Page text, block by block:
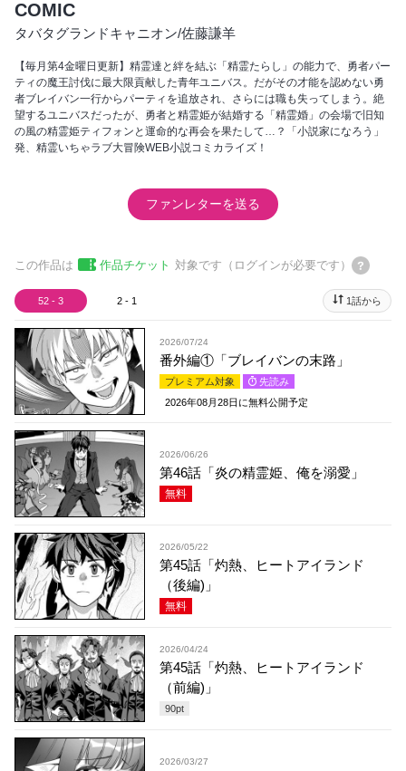
COMIC
タバタグランドキャニオン/佐藤謙羊
【毎月第4金曜日更新】精霊達と絆を結ぶ「精霊たらし」の能力で、勇者パー
ティの魔王討伐に最大限貢献した青年ユニバス。だがその才能を認めない勇
者ブレイバン一行からパーティを追放され、さらには職も失ってしまう。絶
望するユニバスだったが、勇者と精霊姫が結婚する「精霊婚」の会場で旧知
の風の精霊姫ティフォンと運命的な再会を果たして…？「小説家になろう」
発、精霊いちゃラブ大冒険WEB小説コミカライズ！
ファンレターを送る
この作品は 作品チケット 対象です（ログインが必要です）
52 - 3 2 - 1 1話から
2026/07/24
番外編①「ブレイバンの末路」
プレミアム対象
先読み
2026年08月28日 に無料公開予定
2026/06/26
第46話「炎の精霊姫、俺を溺愛」
無料
2026/05/22
第45話「灼熱、ヒートアイランド
（後編)」
無料
2026/04/24
第45話「灼熱、ヒートアイランド
（前編)」
90pt
2026/03/27